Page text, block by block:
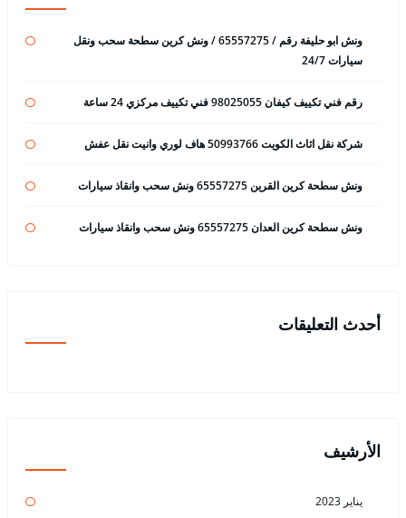
ونش ابو حليفة رقم / 65557275 / ونش كرين سطحة سحب ونقل
سيارات 24/7
رقم فني تكييف كيفان 98025055 فني تكييف مركزي 24 ساعة
شركة نقل اثاث الكويت 50993766 هاف لوري وانيت نقل عفش
ونش سطحة كرين القرين 65557275 ونش سحب وانقاذ سيارات
ونش سطحة كرين العدان 65557275 ونش سحب وانقاذ سيارات
أحدث التعليقات
الأرشيف
يناير 2023